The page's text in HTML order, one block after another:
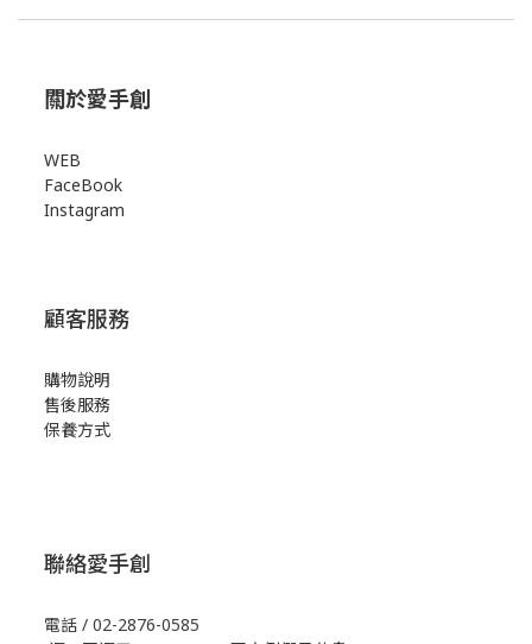
關於愛手創
WEB
FaceBook
Instagram
顧客服務
購物說明
售後服務
保養方式
聯絡愛手創
電話 / 02-2876-0585